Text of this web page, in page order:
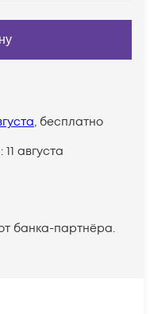
, бесплатно
11 августа
банка-партнёра.